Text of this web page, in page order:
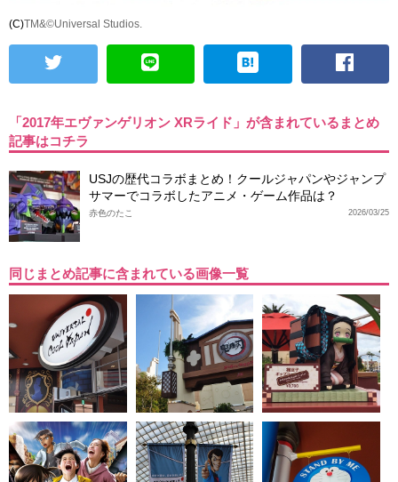
(C)TM&©Universal Studios.
「2017年エヴァンゲリオン XRライド」が含まれているまとめ
記事はコチラ
USJの歴代コラボまとめ！クールジャパンやジャンプ
サマーでコラボしたアニメ・ゲーム作品は？
2026/03/25
赤色のたこ
同じまとめ記事に含まれている画像一覧